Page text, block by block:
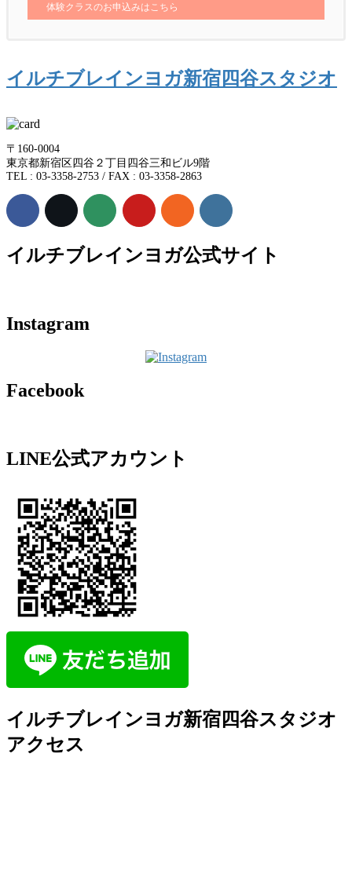
体験クラスのお申込みはこちら
イルチブレインヨガ新宿四谷スタジオ
〒160-0004
東京都新宿区四谷２丁目四谷三和ビル9階
TEL : 03-3358-2753 / FAX : 03-3358-2863
イルチブレインヨガ公式サイト
Instagram
Facebook
LINE公式アカウント
イルチブレインヨガ新宿四谷スタジオ
アクセス